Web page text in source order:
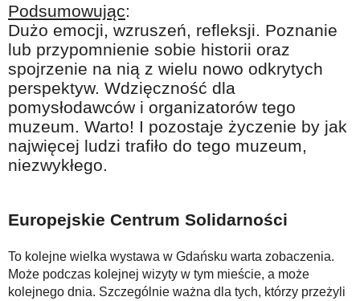
Podsumowując:
Dużo emocji, wzruszeń, refleksji. Poznanie
lub przypomnienie sobie historii oraz
spojrzenie na nią z wielu nowo odkrytych
perspektyw. Wdzięczność dla
pomysłodawców i organizatorów tego
muzeum. Warto! I pozostaje życzenie by jak
najwięcej ludzi trafiło do tego muzeum,
niezwykłego.
Europejskie Centrum Solidarności
To kolejne wielka wystawa w Gdańsku warta zobaczenia.
Może podczas kolejnej wizyty w tym mieście, a może
kolejnego dnia. Szczególnie ważna dla tych, którzy przeżyli